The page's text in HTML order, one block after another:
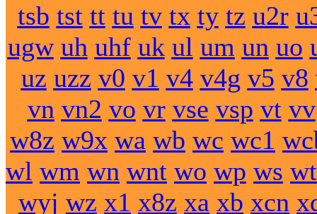
tsb tst tt tu tv tx ty tz u2r
ugw uh uhf uk ul um un uo
uz uzz v0 v1 v4 v4g v5 v8
vn vn2 vo vr vse vsp vt vv
w8z w9x wa wb wc wc1
wl wm wn wnt wo wp ws wt
wyj wz x1 x8z xa xb xcn